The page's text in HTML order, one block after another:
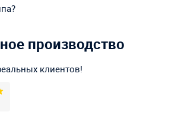
производство
клиентов!